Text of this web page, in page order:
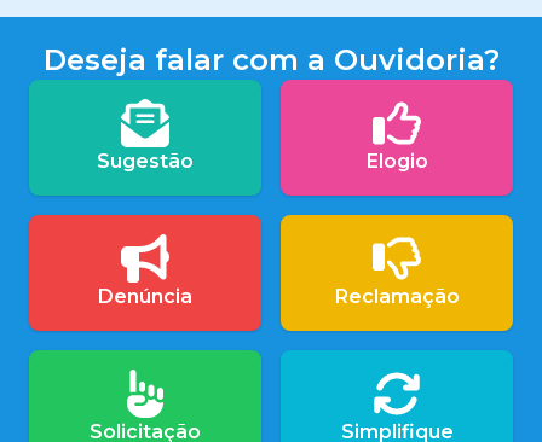
Deseja falar com a Ouvidoria?
Sugestão Elogio
Denúncia Reclamação
Solicitação Simplifique